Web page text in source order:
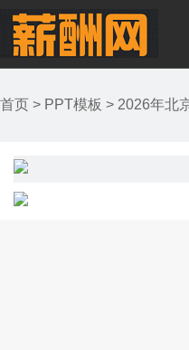
首页 > PPT模板 > 2026年北